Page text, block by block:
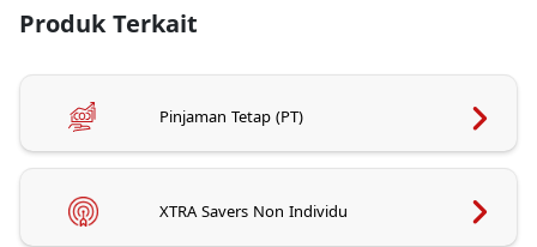
Produk Terkait
Pinjaman Tetap (PT)
XTRA Savers Non Individu